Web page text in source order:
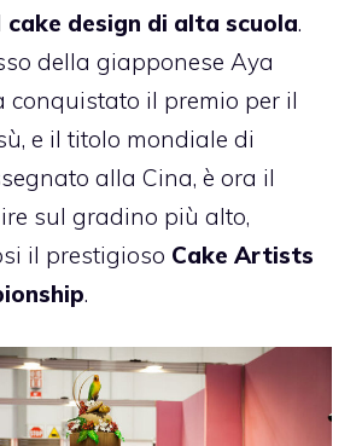
cake design di alta scuola.
della giapponese Aya
conquistato il premio per il
e il titolo mondiale di
alla Cina, è ora il
sul gradino più alto,
il prestigioso Cake Artists
.